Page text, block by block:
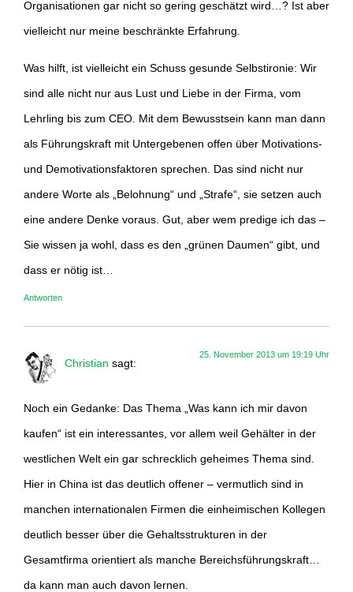
Organisationen gar nicht so gering geschätzt wird…? Ist aber
vielleicht nur meine beschränkte Erfahrung.
Was hilft, ist vielleicht ein Schuss gesunde Selbstironie: Wir
sind alle nicht nur aus Lust und Liebe in der Firma, vom
Lehrling bis zum CEO. Mit dem Bewusstsein kann man dann
als Führungskraft mit Untergebenen offen über Motivations-
und Demotivationsfaktoren sprechen. Das sind nicht nur
andere Worte als „Belohnung“ und „Strafe“, sie setzen auch
eine andere Denke voraus. Gut, aber wem predige ich das –
Sie wissen ja wohl, dass es den „grünen Daumen“ gibt, und
dass er nötig ist…
Antworten
Christian sagt:
25. November 2013 um 19:19 Uhr
Noch ein Gedanke: Das Thema „Was kann ich mir davon
kaufen“ ist ein interessantes, vor allem weil Gehälter in der
westlichen Welt ein gar schrecklich geheimes Thema sind.
Hier in China ist das deutlich offener – vermutlich sind in
manchen internationalen Firmen die einheimischen Kollegen
deutlich besser über die Gehaltsstrukturen in der
Gesamtfirma orientiert als manche Bereichsführungskraft…
da kann man auch davon lernen.